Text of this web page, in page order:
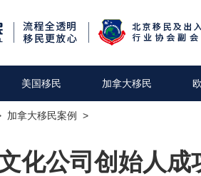
美国移民 加拿大移民
加拿大移民案例 >
化公司创始人成